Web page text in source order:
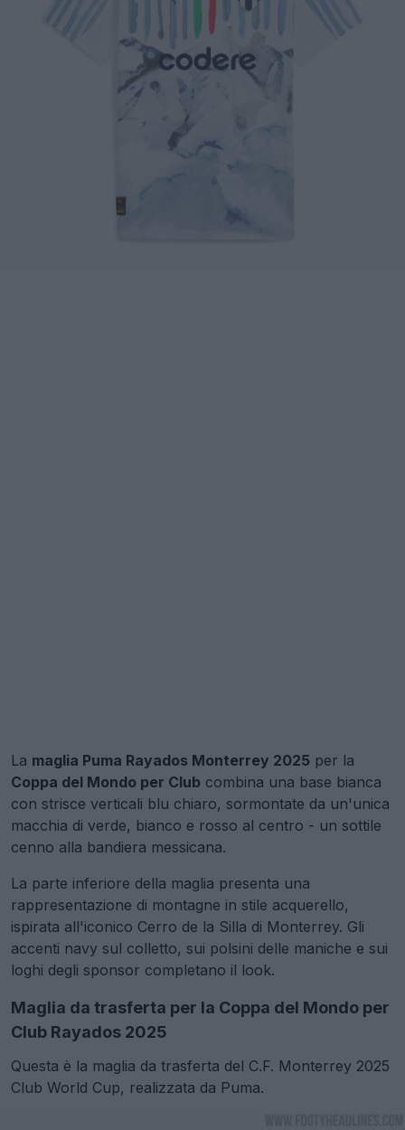
La maglia Puma Rayados Monterrey 2025 per la
Coppa del Mondo per Club combina una base bianca
con strisce verticali blu chiaro, sormontate da un'unica
macchia di verde, bianco e rosso al centro - un sottile
cenno alla bandiera messicana.
La parte inferiore della maglia presenta una
rappresentazione di montagne in stile acquerello,
ispirata all'iconico Cerro de la Silla di Monterrey. Gli
accenti navy sul colletto, sui polsini delle maniche e sui
loghi degli sponsor completano il look.
Maglia da trasferta per la Coppa del Mondo per
Club Rayados 2025
Questa è la maglia da trasferta del C.F. Monterrey 2025
Club World Cup, realizzata da Puma.